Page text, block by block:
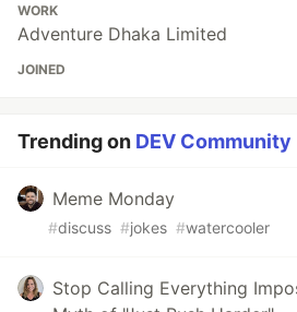
WORK
Adventure Dhaka Limited
JOINED
Trending on DEV Community
Meme Monday
#discuss #jokes #watercooler
Stop Calling Everything